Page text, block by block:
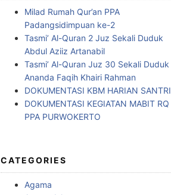
Milad Rumah Qur’an PPA
Padangsidimpuan ke-2
Tasmi’ Al-Quran 2 Juz Sekali Duduk
Abdul Aziiz Artanabil
Tasmi’ Al-Quran Juz 30 Sekali Duduk
Ananda Faqih Khairi Rahman
DOKUMENTASI KBM HARIAN SANTRI
DOKUMENTASI KEGIATAN MABIT RQ
PPA PURWOKERTO
CATEGORIES
Agama